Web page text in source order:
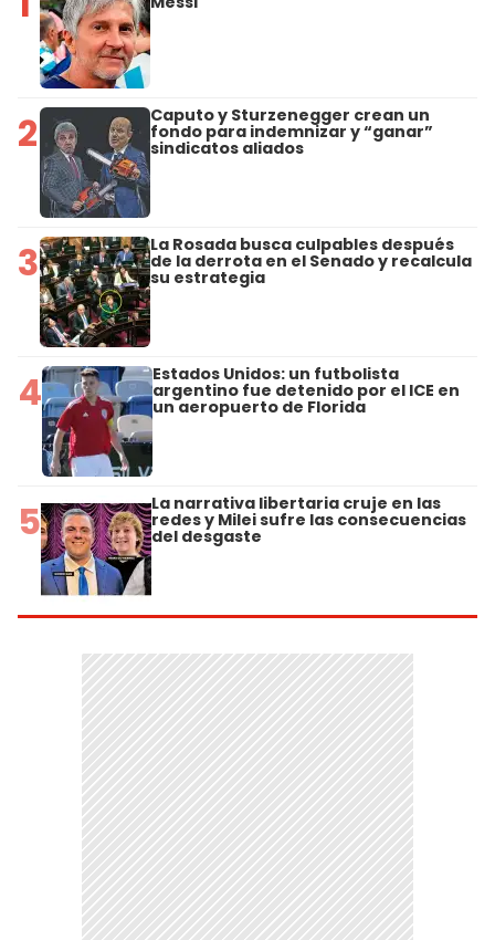
2 Caputo y Sturzenegger crean un
fondo para indemnizar y “ganar”
sindicatos aliados
3 La Rosada busca culpables después
de la derrota en el Senado y recalcula
su estrategia
4 Estados Unidos: un futbolista
argentino fue detenido por el ICE en
un aeropuerto de Florida
5 La narrativa libertaria cruje en las
redes y Milei sufre las consecuencias
del desgaste